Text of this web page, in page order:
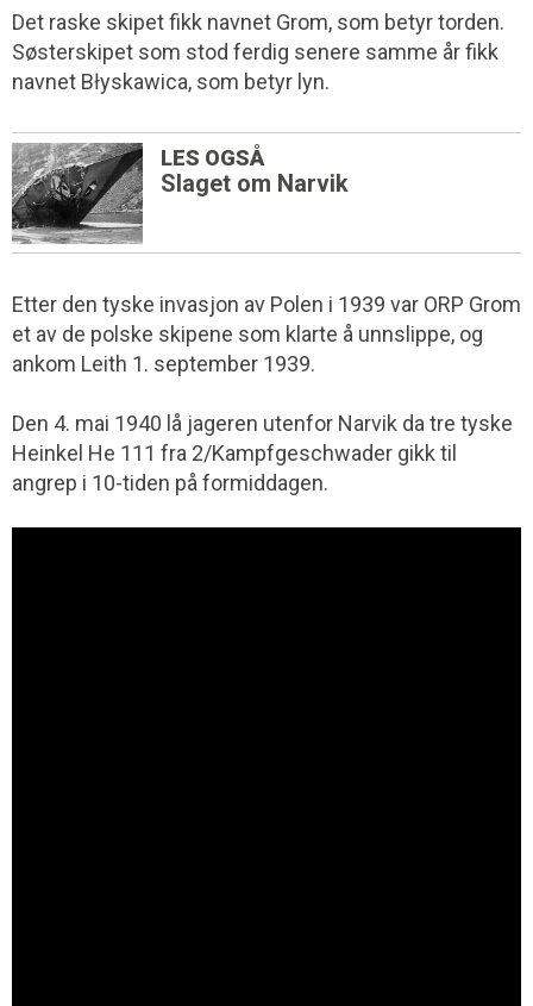
Det raske skipet fikk navnet Grom, som betyr torden.
Søsterskipet som stod ferdig senere samme år fikk
navnet Błyskawica, som betyr lyn.
LES OGSÅ
Slaget om Narvik
Etter den tyske invasjon av Polen i 1939 var ORP Grom
et av de polske skipene som klarte å unnslippe, og
ankom Leith 1. september 1939.
Den 4. mai 1940 lå jageren utenfor Narvik da tre tyske
Heinkel He 111 fra 2/Kampfgeschwader gikk til
angrep i 10-tiden på formiddagen.